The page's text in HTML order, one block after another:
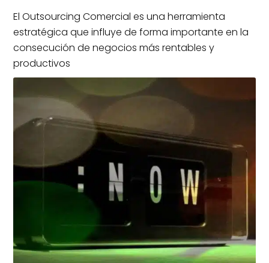
El Outsourcing Comercial es una herramienta
estratégica que influye de forma importante en la
consecución de negocios más rentables y
productivos